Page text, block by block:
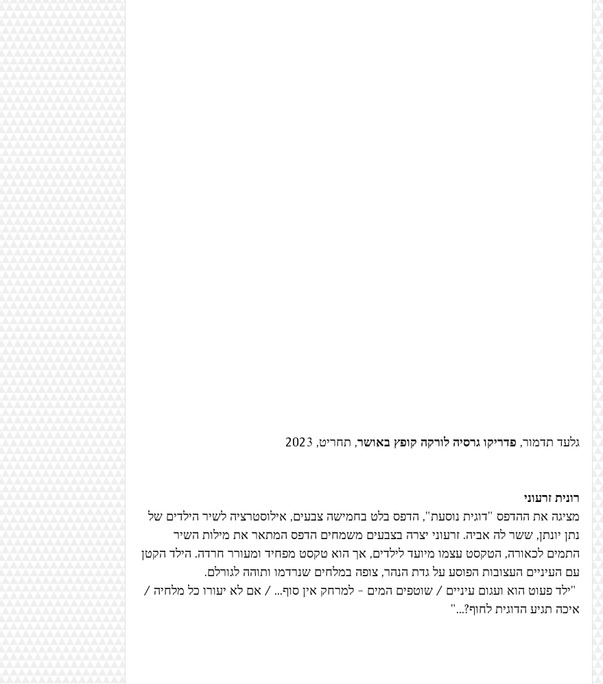
גלעד תדמור, פדריקו גרסיה לורקה קופץ באושר, תחריט, 2023
רונית זרעוני
מציגה את ההדפס "דוגית נוסעת", הדפס בלט בחמישה צבעים, אילוסטרציה לשיר הילדים של
נתן יונתן, ששר לה אביה. זרעוני יצרה בצבעים משמחים הדפס המתאר את מילות השיר
התמים לכאורה, הטקסט עצמו מיועד לילדים, אך הוא טקסט מפחיד ומעורר חרדה. הילד הקטן
עם העיניים העצובות הפוסע על גדת הנהר, צופה במלחים שנרדמו ותוהה לגורלם.
"ילד פעוט הוא ועגום עיניים / שוטפים המים - למרחק אין סוף... / אם לא יעורו כל מלחיה /
איכה תגיע הדוגית לחוף?..."